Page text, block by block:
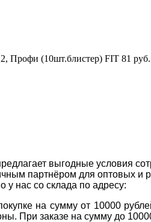
Профи (10шт.блистер) FIT 81 руб.
выгодные условия
партнёром для оптовых и
у нас со склада по адресу:
на сумму от 10000
При заказе на сумму до